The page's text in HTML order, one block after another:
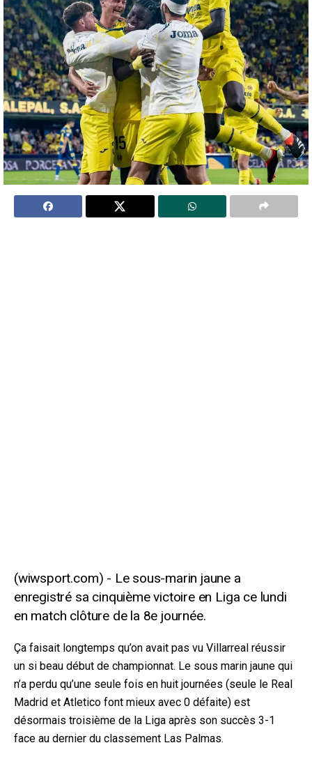
Le sous-marin jaune a
enregistré sa cinquième victoire en Liga ce lundi
en match clôture de la 8e journée.
Ça faisait longtemps qu’on avait pas vu Villarreal réussir
un si beau début de championnat. Le sous marin jaune qui
n’a perdu qu’une seule fois en huit journées (seule le Real
Madrid et Atletico font mieux avec 0 défaite) est
désormais troisième de la Liga après son succès 3-1
face au dernier du classement Las Palmas.